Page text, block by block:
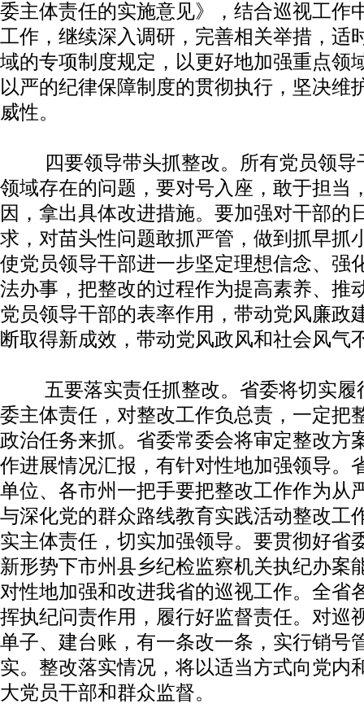
委主体责任的实施意见》，结合巡视工作
工作，继续深入调研，完善相关举措，适
域的专项制度规定，以更好地加强重点领
以严的纪律保障制度的贯彻执行，坚决维
威性。
四要领导带头抓整改。所有党员领导
领域存在的问题，要对号入座，敢于担当
因，拿出具体改进措施。要加强对干部的
求，对苗头性问题敢抓严管，做到抓早抓
使党员领导干部进一步坚定理想信念、强
法办事，把整改的过程作为提高素养、推
党员领导干部的表率作用，带动党风廉政
断取得新成效，带动党风政风和社会风气
五要落实责任抓整改。省委将切实履
委主体责任，对整改工作负总责，一定把
政治任务来抓。省委常委会将审定整改方
作进展情况汇报，有针对性地加强领导。
单位、各市州一把手要把整改工作作为从
与深化党的群众路线教育实践活动整改工
实主体责任，切实加强领导。要贯彻好省
新形势下市州县乡纪检监察机关执纪办案
对性地加强和改进我省的巡视工作。全省
挥执纪问责作用，履行好监督责任。对巡
单子、建台账，有一条改一条，实行销号
实。整改落实情况，将以适当方式向党内
大党员干部和群众监督。